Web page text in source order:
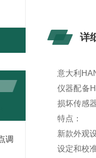
调
详
意大利
仪器配备
损坏传感
特点：
新款外观
设定和校